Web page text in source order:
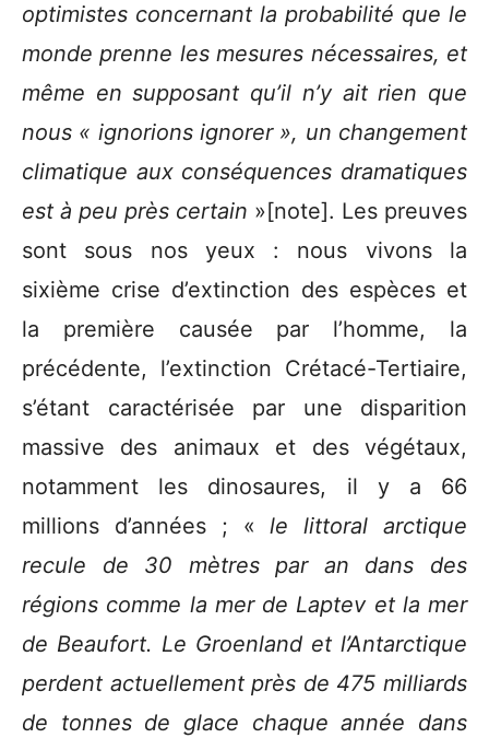
optimistes concernant la probabilité que le
monde prenne les mesures nécessaires, et
même en supposant qu’il n’y ait rien que
nous « ignorions ignorer », un changement
climatique aux conséquences dramatiques
est à peu près certain »[note]. Les preuves
sont sous nos yeux : nous vivons la
sixième crise d’extinction des espèces et
la première causée par l’homme, la
précédente, l’extinction Crétacé-Tertiaire,
s’étant caractérisée par une disparition
massive des animaux et des végétaux,
notamment les dinosaures, il y a 66
millions d’années ; «le littoral arctique
recule de 30 mètres par an dans des
régions comme la mer de Laptev et la mer
de Beaufort. Le Groenland et l’Antarctique
perdent actuellement près de 475 milliards
de tonnes de glace chaque année dans